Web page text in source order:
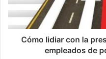
Cómo lidiar con la
empleados de